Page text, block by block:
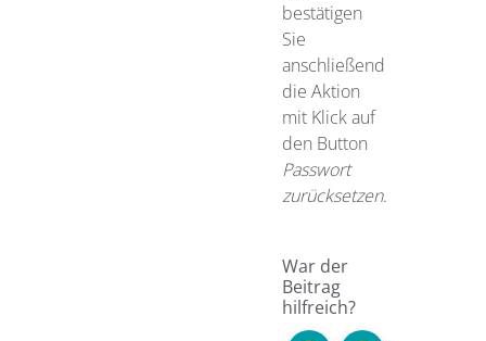
bestätigen
Sie
anschließend
die Aktion
mit Klick auf
den Button
Passwort
zurücksetzen.
War der
Beitrag
hilfreich?